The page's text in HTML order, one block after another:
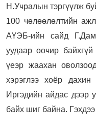
Н.Учралын тэргүүлж
100 чөлөөлөлтийн
АҮЭБ-ийн сайд
уудаар оочир
үеэр жаахан
хэрэглээ хоёр дахин
Иргэдийн айдас дээр
байх шиг байна. Гэхдээ